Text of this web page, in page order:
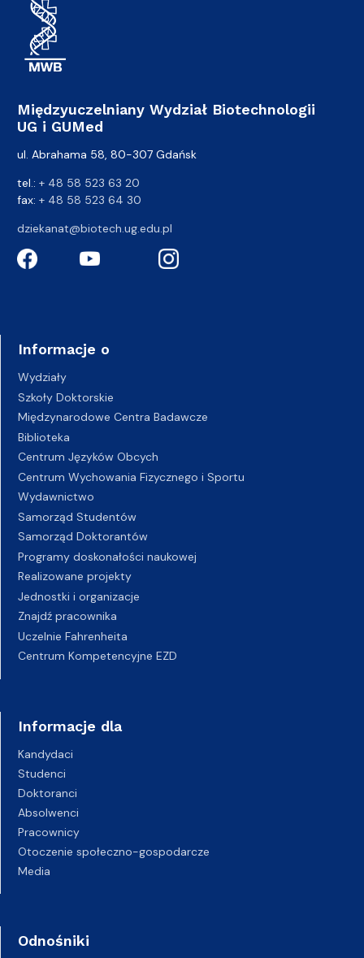
Międzyuczelniany Wydział Biotechnologii
UG i GUMed
ul. Abrahama 58, 80-307 Gdańsk
tel.: + 48 58 523 63 20
fax: + 48 58 523 64 30
dziekanat@biotech.ug.edu.pl
Informacje o
Wydziały
Szkoły Doktorskie
Międzynarodowe Centra Badawcze
Biblioteka
Centrum Języków Obcych
Centrum Wychowania Fizycznego i Sportu
Wydawnictwo
Samorząd Studentów
Samorząd Doktorantów
Programy doskonałości naukowej
Realizowane projekty
Jednostki i organizacje
Znajdź pracownika
Uczelnie Fahrenheita
Centrum Kompetencyjne EZD
Informacje dla
Kandydaci
Studenci
Doktoranci
Absolwenci
Pracownicy
Otoczenie społeczno-gospodarcze
Media
Odnośniki